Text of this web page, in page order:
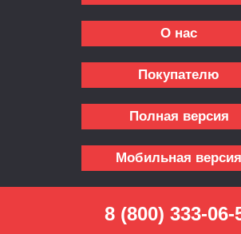
О нас
Покупателю
Полная версия
Мобильная версия
8 (800) 333-06-